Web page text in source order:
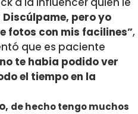
Discúlpame, pero yo
fotos con mis facilines”,
que es paciente
te habia podido ver
el tiempo en la
de hecho tengo muchos